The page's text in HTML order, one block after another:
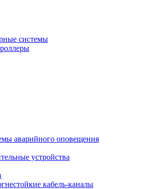
системы
аварийного оповещения
устройства
кабель-каналы